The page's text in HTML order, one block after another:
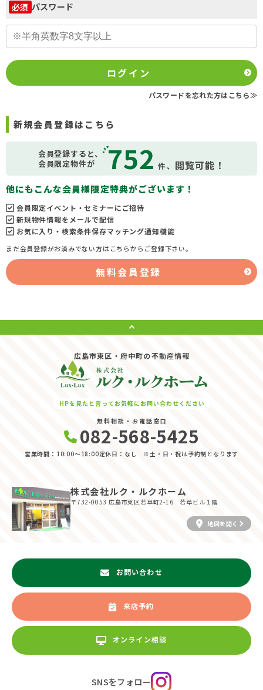
必須 パスワード
ログイン
パスワードを忘れた方はこちら≫
新規会員登録はこちら
会員登録すると、
会員限定物件が
752 件、 閲覧可能！
他にもこんな会員様限定特典がございます！
会員限定イベント・セミナーにご招待
新規物件情報をメールで配信
お気に入り・検索条件保存マッチング通知機能
まだ会員登録がお済みでない方はこちらからご登録下さい。
無料会員登録
広島市東区・府中町の不動産情報
HPを見たと言ってお気軽にお問い合わせください
無料相談・お電話窓口
082-568-5425
営業時間：10:00〜18:00定休日：なし ※土・日・祝は予約制となります
株式会社ルク・ルクホーム
〒732-0053 広島市東区若草町2-16 若草ビル１階
地図を開く
お問い合わせ
来店予約
オンライン相談
SNSをフォロー